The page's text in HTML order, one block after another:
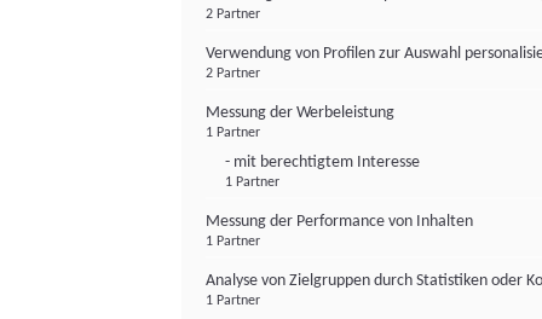
2 Partner
Verwendung von Profilen zur Auswahl
2 Partner
Messung der Werbeleistung
1 Partner
- mit berechtigtem Interesse
1 Partner
Messung der Performance von Inhalten
1 Partner
Analyse von Zielgruppen durch Statistiken oder
1 Partner